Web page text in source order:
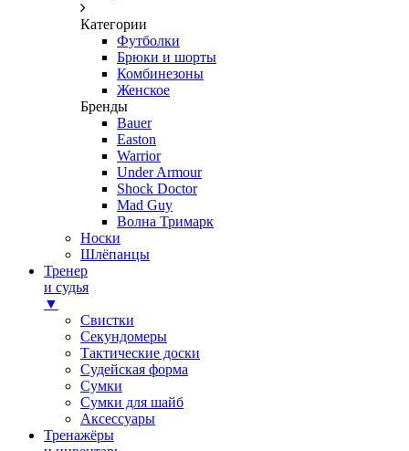
Категории
Футболки
Брюки и шорты
Комбинезоны
Женское
Бренды
Bauer
Easton
Warrior
Under Armour
Shock Doctor
Mad Guy
Волна Тримарк
Носки
Шлёпанцы
Тренер
и судья
▼
Свистки
Секундомеры
Тактические доски
Судейская форма
Сумки
Сумки для шайб
Аксессуары
Тренажёры